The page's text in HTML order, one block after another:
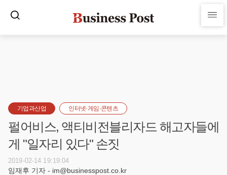
기업과산업 인터넷·게임·콘텐츠
펄어비스, 액티비전블리자드 해고자들에
게 "일자리 있다" 손짓
2019-02-14 19:19:04
임재후 기자 - im@businesspost.co.kr